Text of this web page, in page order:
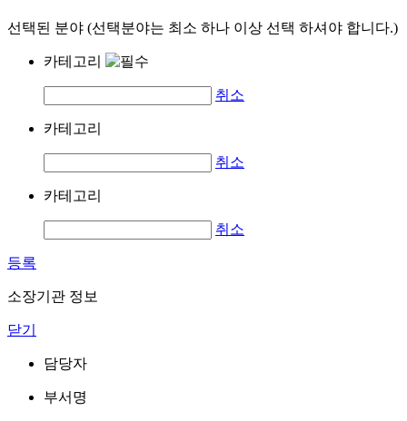
선택된 분야 (선택분야는 최소 하나 이상 선택 하셔야 합니다.)
카테고리
취소
카테고리
취소
카테고리
취소
등록
소장기관 정보
닫기
담당자
부서명